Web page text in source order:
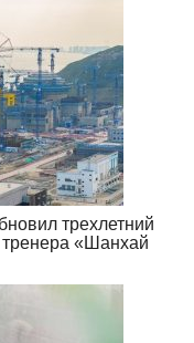
трехлетний
«Шанхай